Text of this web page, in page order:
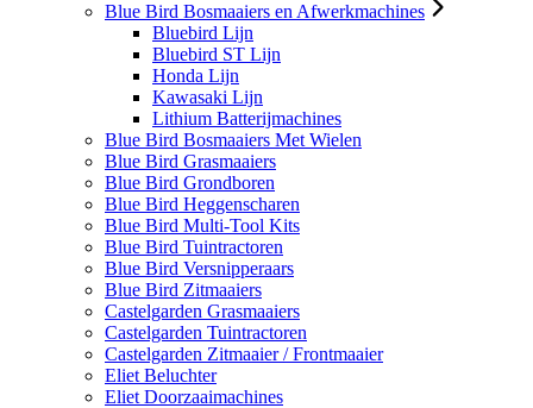
Blue Bird Bosmaaiers en Afwerkmachines
Bluebird Lijn
Bluebird ST Lijn
Honda Lijn
Kawasaki Lijn
Lithium Batterijmachines
Blue Bird Bosmaaiers Met Wielen
Blue Bird Grasmaaiers
Blue Bird Grondboren
Blue Bird Heggenscharen
Blue Bird Multi-Tool Kits
Blue Bird Tuintractoren
Blue Bird Versnipperaars
Blue Bird Zitmaaiers
Castelgarden Grasmaaiers
Castelgarden Tuintractoren
Castelgarden Zitmaaier / Frontmaaier
Eliet Beluchter
Eliet Doorzaaimachines